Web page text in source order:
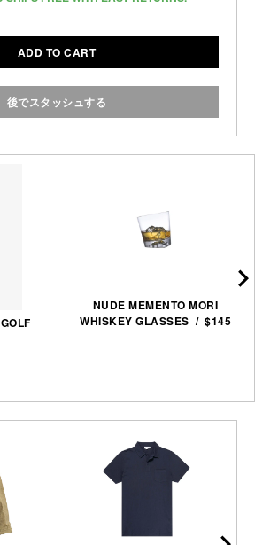
ADD TO CART
後でスタッシュする
NUDE MEMENTO MORI
WHISKEY GLASSES / $145